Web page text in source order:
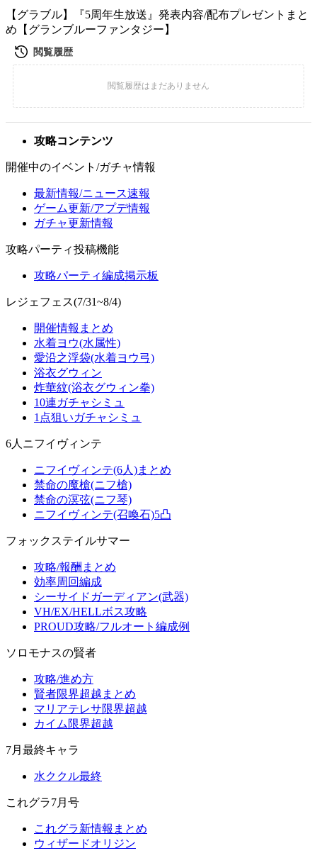
【グラブル】『5周年生放送』発表内容/配布プレゼントまと
め【グランブルーファンタジー】
攻略コンテンツ
開催中のイベント/ガチャ情報
最新情報/ニュース速報
ゲーム更新/アプデ情報
ガチャ更新情報
攻略パーティ投稿機能
攻略パーティ編成掲示板
レジェフェス(7/31~8/4)
開催情報まとめ
水着ヨウ(水属性)
愛沿之浮袋(水着ヨウ弓)
浴衣グウィン
炸華紋(浴衣グウィン拳)
10連ガチャシミュ
1点狙いガチャシミュ
6人ニフイヴィンテ
ニフイヴィンテ(6人)まとめ
禁命の魔槍(ニフ槍)
禁命の溟弦(ニフ琴)
ニフイヴィンテ(召喚石)5凸
フォックステイルサマー
攻略/報酬まとめ
効率周回編成
シーサイドガーディアン(武器)
VH/EX/HELLボス攻略
PROUD攻略/フルオート編成例
ソロモナスの賢者
攻略/進め方
賢者限界超越まとめ
マリアテレサ限界超越
カイム限界超越
7月最終キャラ
水ククル最終
これグラ7月号
これグラ新情報まとめ
ウィザードオリジン